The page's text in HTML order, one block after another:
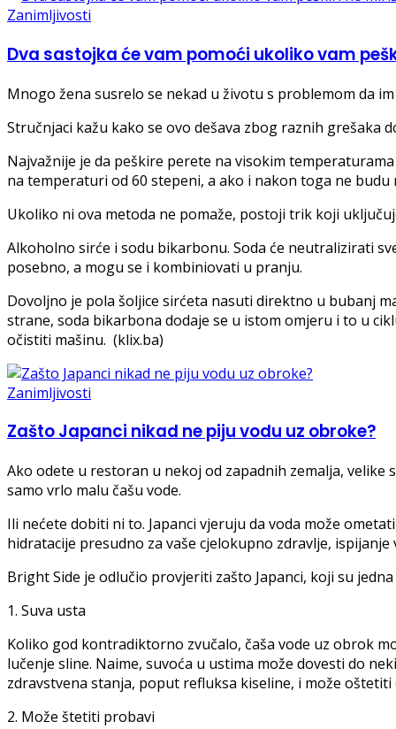
Zanimljivosti
Dva sastojka će vam pomoći ukoliko vam
Mnogo žena susrelo se nekad u životu s problemom da
Stručnjaci kažu kako se ovo dešava zbog raznih grešaka
Najvažnije je da peškire perete na visokim
na temperaturi od 60 stepeni, a ako i nakon toga ne
Ukoliko ni ova metoda ne pomaže, postoji trik koji
Alkoholno sirće i sodu bikarbonu. Soda će neutralizirati
posebno, a mogu se i kombiniovati u pranju.
Dovoljno je pola šoljice sirćeta nasuti direktno u bubanj
strane, soda bikarbona dodaje se u istom omjeru i to u
očistiti mašinu. (klix.ba)
Zanimljivosti
Zašto Japanci nikad ne piju vodu uz obroke?
Ako odete u restoran u nekoj od zapadnih zemalja, velike
samo vrlo malu čašu vode.
Ili nećete dobiti ni to. Japanci vjeruju da voda može
hidratacije presudno za vaše cjelokupno zdravlje,
Bright Side je odlučio provjeriti zašto Japanci, koji su
1. Suva usta
Koliko god kontradiktorno zvučalo, čaša vode uz obrok
lučenje sline. Naime, suvoća u ustima može dovesti do
zdravstvena stanja, poput refluksa kiseline, i može
2. Može štetiti probavi